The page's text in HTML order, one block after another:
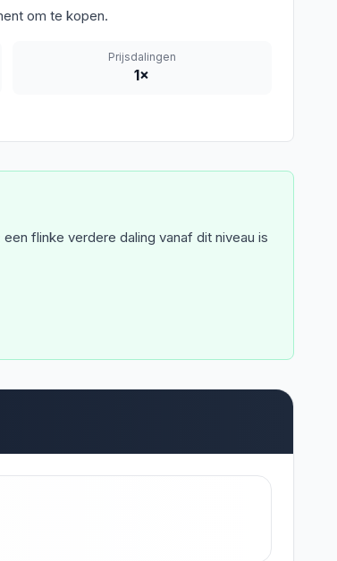
om te kopen.
Prijsdalingen
1×
flinke verdere daling vanaf dit niveau is